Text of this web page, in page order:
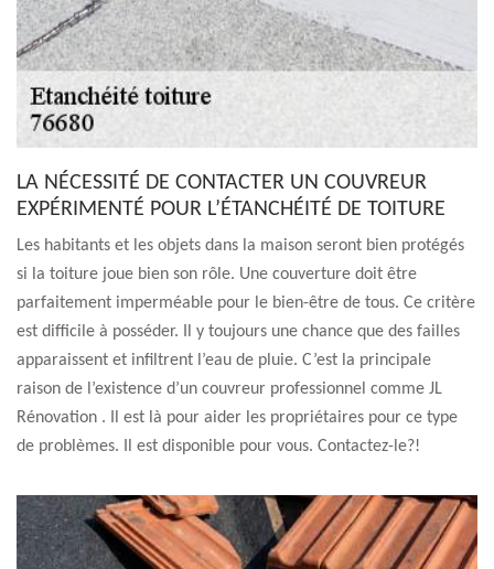
LA NÉCESSITÉ DE CONTACTER UN COUVREUR
EXPÉRIMENTÉ POUR L’ÉTANCHÉITÉ DE TOITURE
Les habitants et les objets dans la maison seront bien protégés
si la toiture joue bien son rôle. Une couverture doit être
parfaitement imperméable pour le bien-être de tous. Ce critère
est difficile à posséder. Il y toujours une chance que des failles
apparaissent et infiltrent l’eau de pluie. C’est la principale
raison de l’existence d’un couvreur professionnel comme JL
Rénovation . Il est là pour aider les propriétaires pour ce type
de problèmes. Il est disponible pour vous. Contactez-le?!